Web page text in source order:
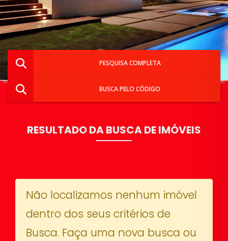
PESQUISA COMPLETA
BUSCA PELO CÓDIGO
RESULTADO DA BUSCA DE IMÓVEIS
Não localizamos nenhum imóvel
dentro dos seus critérios de
Busca. Faça uma nova busca ou